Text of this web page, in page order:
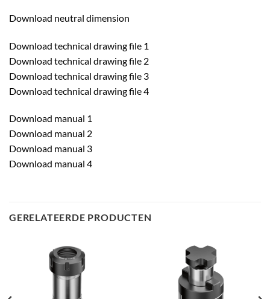
Download neutral dimension
Download technical drawing file 1
Download technical drawing file 2
Download technical drawing file 3
Download technical drawing file 4
Download manual 1
Download manual 2
Download manual 3
Download manual 4
GERELATEERDE PRODUCTEN